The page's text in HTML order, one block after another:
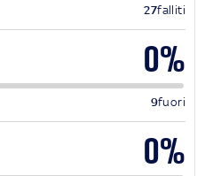
27falliti
0%
9fuori
0%